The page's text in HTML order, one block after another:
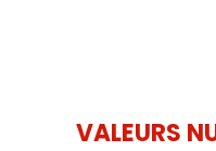
VALEURS